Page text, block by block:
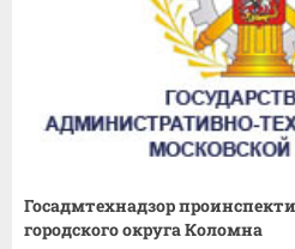
Госадмтехнадзор
городского округа Коломна